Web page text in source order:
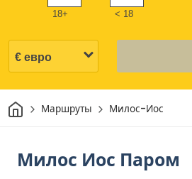
18+ < 18
ДомМаршруты Милос-Иос
Милос Иос Паром